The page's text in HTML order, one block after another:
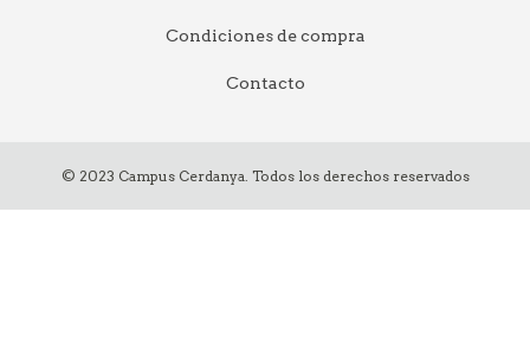
Condiciones de compra
Contacto
© 2023 Campus Cerdanya. Todos los derechos reservados